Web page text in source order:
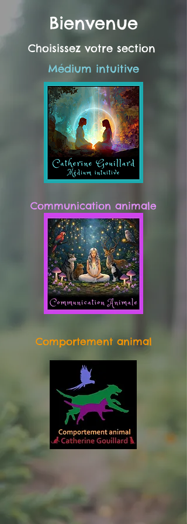
Bienvenue
Choisissez votre section
Médium intuitive
Communication animale
Comportement animal